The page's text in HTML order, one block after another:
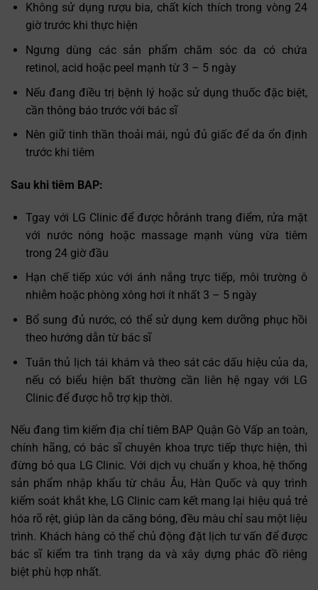
Không sử dụng rượu bia, chất kích thích trong vòng 24
giờ trước khi thực hiện
Ngưng dùng các sản phẩm chăm sóc da có chứa
retinol, acid hoặc peel mạnh từ 3 – 5 ngày
Nếu đang điều trị bệnh lý hoặc sử dụng thuốc đặc biệt,
cần thông báo trước với bác sĩ
Nên giữ tinh thần thoải mái, ngủ đủ giấc để da ổn định
trước khi tiêm
Sau khi tiêm BAP:
Tgay với LG Clinic để được hỗránh trang điểm, rửa mặt
với nước nóng hoặc massage mạnh vùng vừa tiêm
trong 24 giờ đầu
Hạn chế tiếp xúc với ánh nắng trực tiếp, môi trường ô
nhiễm hoặc phòng xông hơi ít nhất 3 – 5 ngày
Bổ sung đủ nước, có thể sử dụng kem dưỡng phục hồi
theo hướng dẫn từ bác sĩ
Tuân thủ lịch tái khám và theo sát các dấu hiệu của da,
nếu có biểu hiện bất thường cần liên hệ ngay với LG
Clinic để được hỗ trợ kịp thời.
Nếu đang tìm kiếm địa chỉ tiêm BAP Quận Gò Vấp an toàn,
chính hãng, có bác sĩ chuyên khoa trực tiếp thực hiện, thì
đừng bỏ qua LG Clinic. Với dịch vụ chuẩn y khoa, hệ thống
sản phẩm nhập khẩu từ châu Âu, Hàn Quốc và quy trình
kiểm soát khắt khe, LG Clinic cam kết mang lại hiệu quả trẻ
hóa rõ rệt, giúp làn da căng bóng, đều màu chỉ sau một liệu
trình. Khách hàng có thể chủ động đặt lịch tư vấn để được
bác sĩ kiểm tra tình trạng da và xây dựng phác đồ riêng
biệt phù hợp nhất.